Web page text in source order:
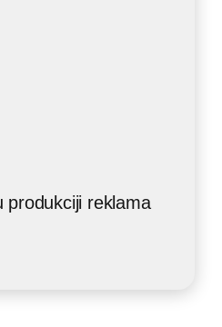
produkciji reklama